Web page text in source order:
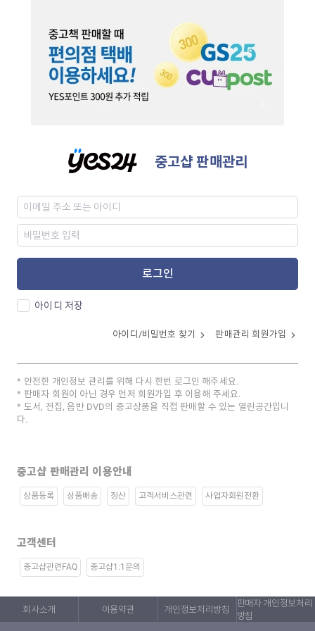
중고샵 판매관리
로그인
아이디 저장
아이디/비밀번호 찾기 판매관리 회원가입
안전한 개인정보 관리를 위해 다시 한번 로그인 해주세요.
판매자 회원이 아닌 경우 먼저 회원가입 후 이용해 주세요.
도서, 전집, 음반 DVD의 중고상품을 직접 판매할 수 있는 열린공간입니
다.
중고샵 판매관리 이용안내
상품등록 상품배송 정산 고객서비스관련 사업자회원전환
고객센터
중고샵관련FAQ 중고샵1:1문의
회사소개 이용약관 개인정보처리방침
판매자 개인정보처리
방침